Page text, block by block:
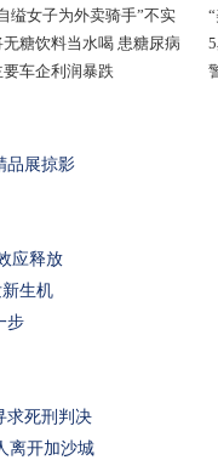
缢女子为外卖骑手”不实
糖饮料当水喝 患糖尿病
车企利润暴跌
品展掠影
应释放
生机
步
求死刑判决
离开加沙城